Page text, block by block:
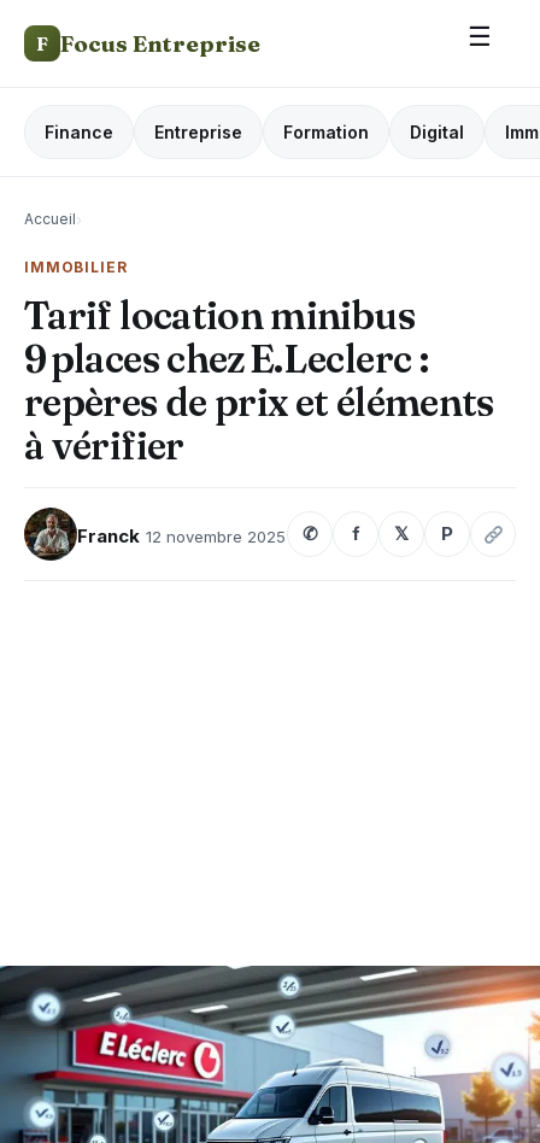
F Focus Entreprise ☰
Finance Entreprise Formation Digital
Accueil›
IMMOBILIER
Tarif location minibus
9 places chez E.Leclerc :
repères de prix et éléments
à vérifier
Franck 12 novembre 2025 ✆ f 𝕏 P